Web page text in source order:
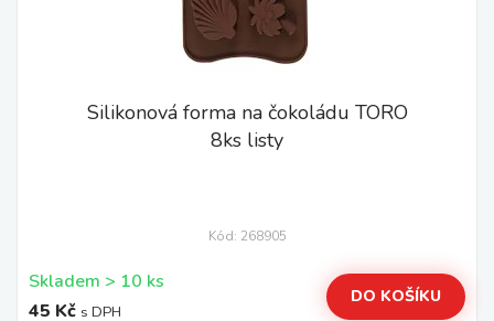
Silikonová forma na čokoládu TORO
8ks listy
Kód: 268905
Skladem > 10 ks
45 Kč s DPH
DO KOŠÍKU